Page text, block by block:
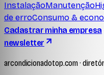
InstalaçãoManutenção
de erroConsumo &
Cadastrar minha empresa
newsletter
arcondicionadotop.com ·